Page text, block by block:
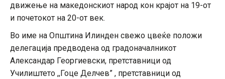
движење на македонскиот народ кон крајот на 19-от
и почетокот на 20-от век.
Во име на Општина Илинден свежо цвеќе положи
делегација предводена од градоначалникот
Александар Георгиевски, претставници од
Училиштето ,,Гоце Делчев” , претставници од